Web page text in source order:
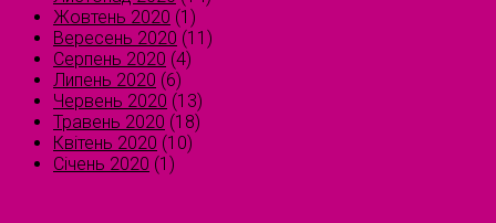
Жовтень 2020 (1)
Вересень 2020 (11)
Серпень 2020 (4)
Липень 2020 (6)
Червень 2020 (13)
Травень 2020 (18)
Квітень 2020 (10)
Січень 2020 (1)